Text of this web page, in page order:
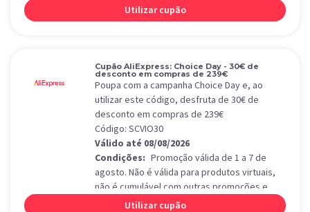
aplica-se apenas a produtos de Choice Day.
Utilizar cupão
Cupão AliExpress: Choice Day - 30€ de
desconto em compras de 239€
Poupa com a campanha Choice Day e, ao
utilizar este código, desfruta de 30€ de
desconto em compras de 239€
Código: SCVIO30
Válido até 08/08/2026
Condições: Promoção válida de 1 a 7 de
agosto. Não é válida para produtos virtuais,
não é cumulável com outras promoções e
aplica-se apenas a produtos de Choice Day.
Utilizar cupão